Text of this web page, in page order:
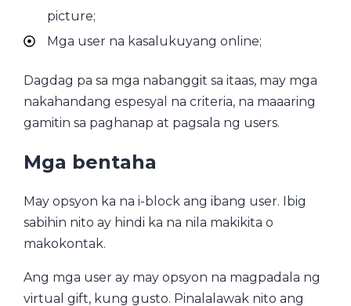
picture;
Mga user na kasalukuyang online;
Dagdag pa sa mga nabanggit sa itaas, may mga
nakahandang espesyal na criteria, na maaaring
gamitin sa paghanap at pagsala ng users.
Mga bentaha
May opsyon ka na i-block ang ibang user. Ibig
sabihin nito ay hindi ka na nila makikita o
makokontak.
Ang mga user ay may opsyon na magpadala ng
virtual gift, kung gusto. Pinalalawak nito ang